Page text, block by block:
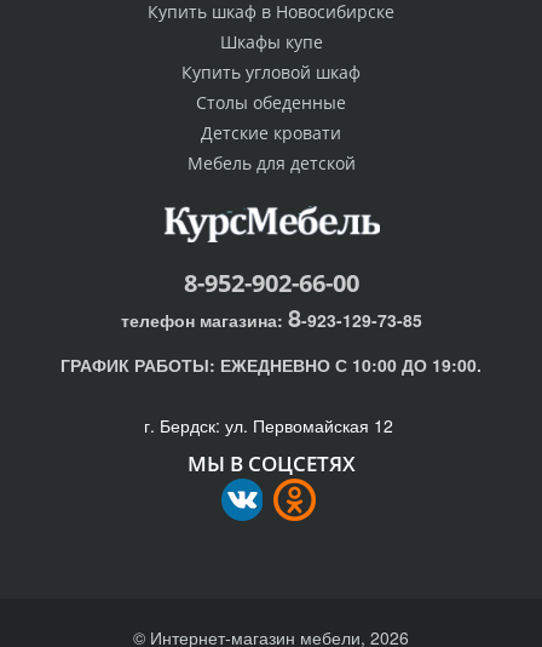
Купить шкаф в Новосибирске
Шкафы купе
Купить угловой шкаф
Столы обеденные
Детские кровати
Мебель для детской
8-952-902-66-00
телефон магазина: 8-923-129-73-85
ГРАФИК РАБОТЫ: ЕЖЕДНЕВНО С 10:00 ДО 19:00.
г. Бердск: ул. Первомайская 12
МЫ В СОЦСЕТЯХ
© Интернет-магазин мебели, 2026